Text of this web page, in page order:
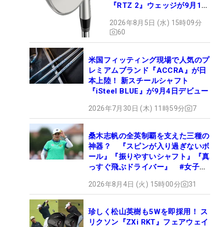
『RTZ 2』ウェッジが9月12
2026年8月5日 (水) 15時09分
60
米国フィッティング現場で人気のプ
レミアムブランド『ACCRA』が日
本上陸！ 新スチールシャフト
『iSteel BLUE』が9月4日デビュー
2026年7月30日 (木) 11時59分 7
桑木志帆の全英制覇を支えた三種の
神器？ 『スピンが入り過ぎないボ
ール』『振りやすいシャフト』『真
っすぐ飛ぶドライバー』 #女子プ
2026年8月4日 (火) 15時00分 31
珍しく松山英樹も5Wを即採用！ ス
リクソン『ZXi RKT』フェアウェイ